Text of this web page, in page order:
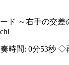
ド ～右手の交差
時間: 0分53秒 ◇